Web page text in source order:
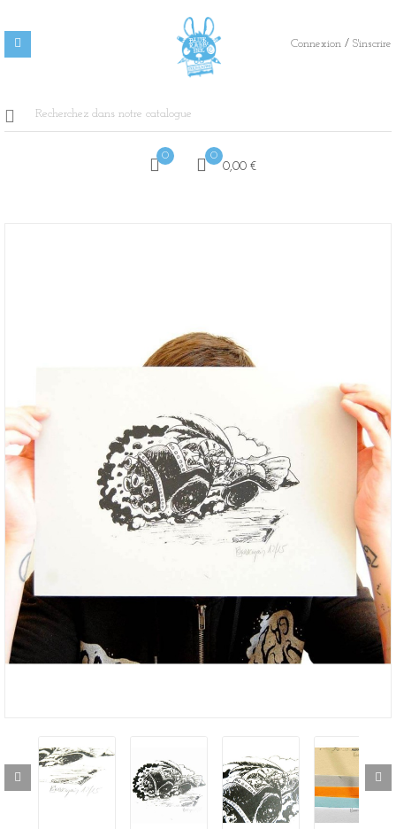
Connexion / S'inscrire
0
0
0,00 €